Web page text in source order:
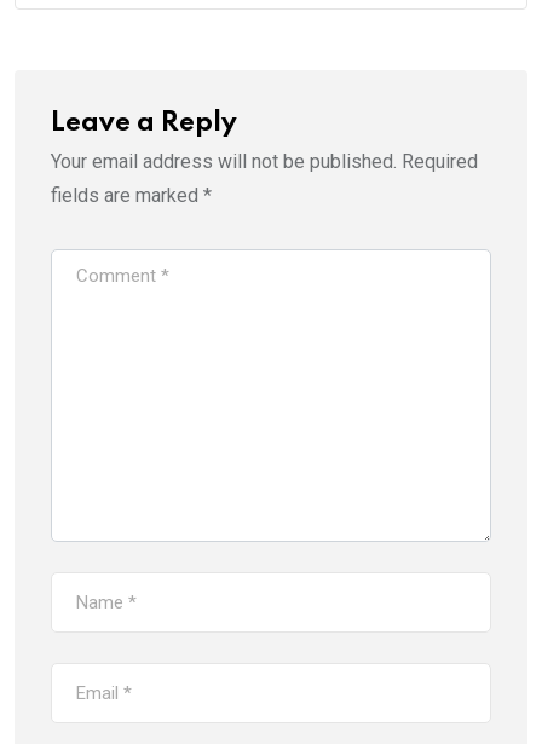
Leave a Reply
Your email address will not be published. Required
fields are marked *